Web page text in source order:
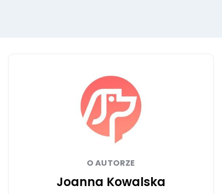
O AUTORZE
Joanna Kowalska